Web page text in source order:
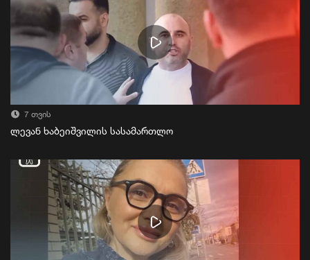
7 თვის
ლევან ხაბეიშვილის სასამართლო